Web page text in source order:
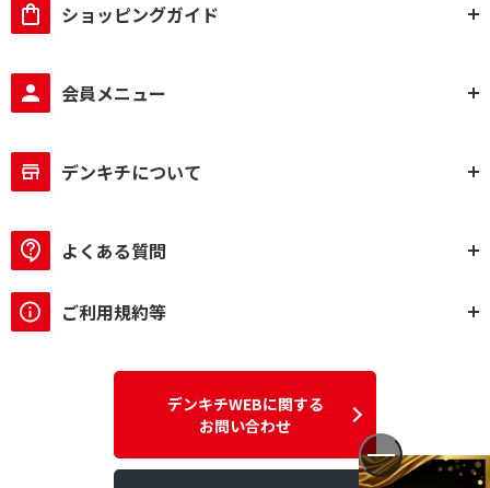
ショッピングガイド
会員メニュー
デンキチについて
よくある質問
ご利用規約等
デンキチWEBに関する
お問い合わせ